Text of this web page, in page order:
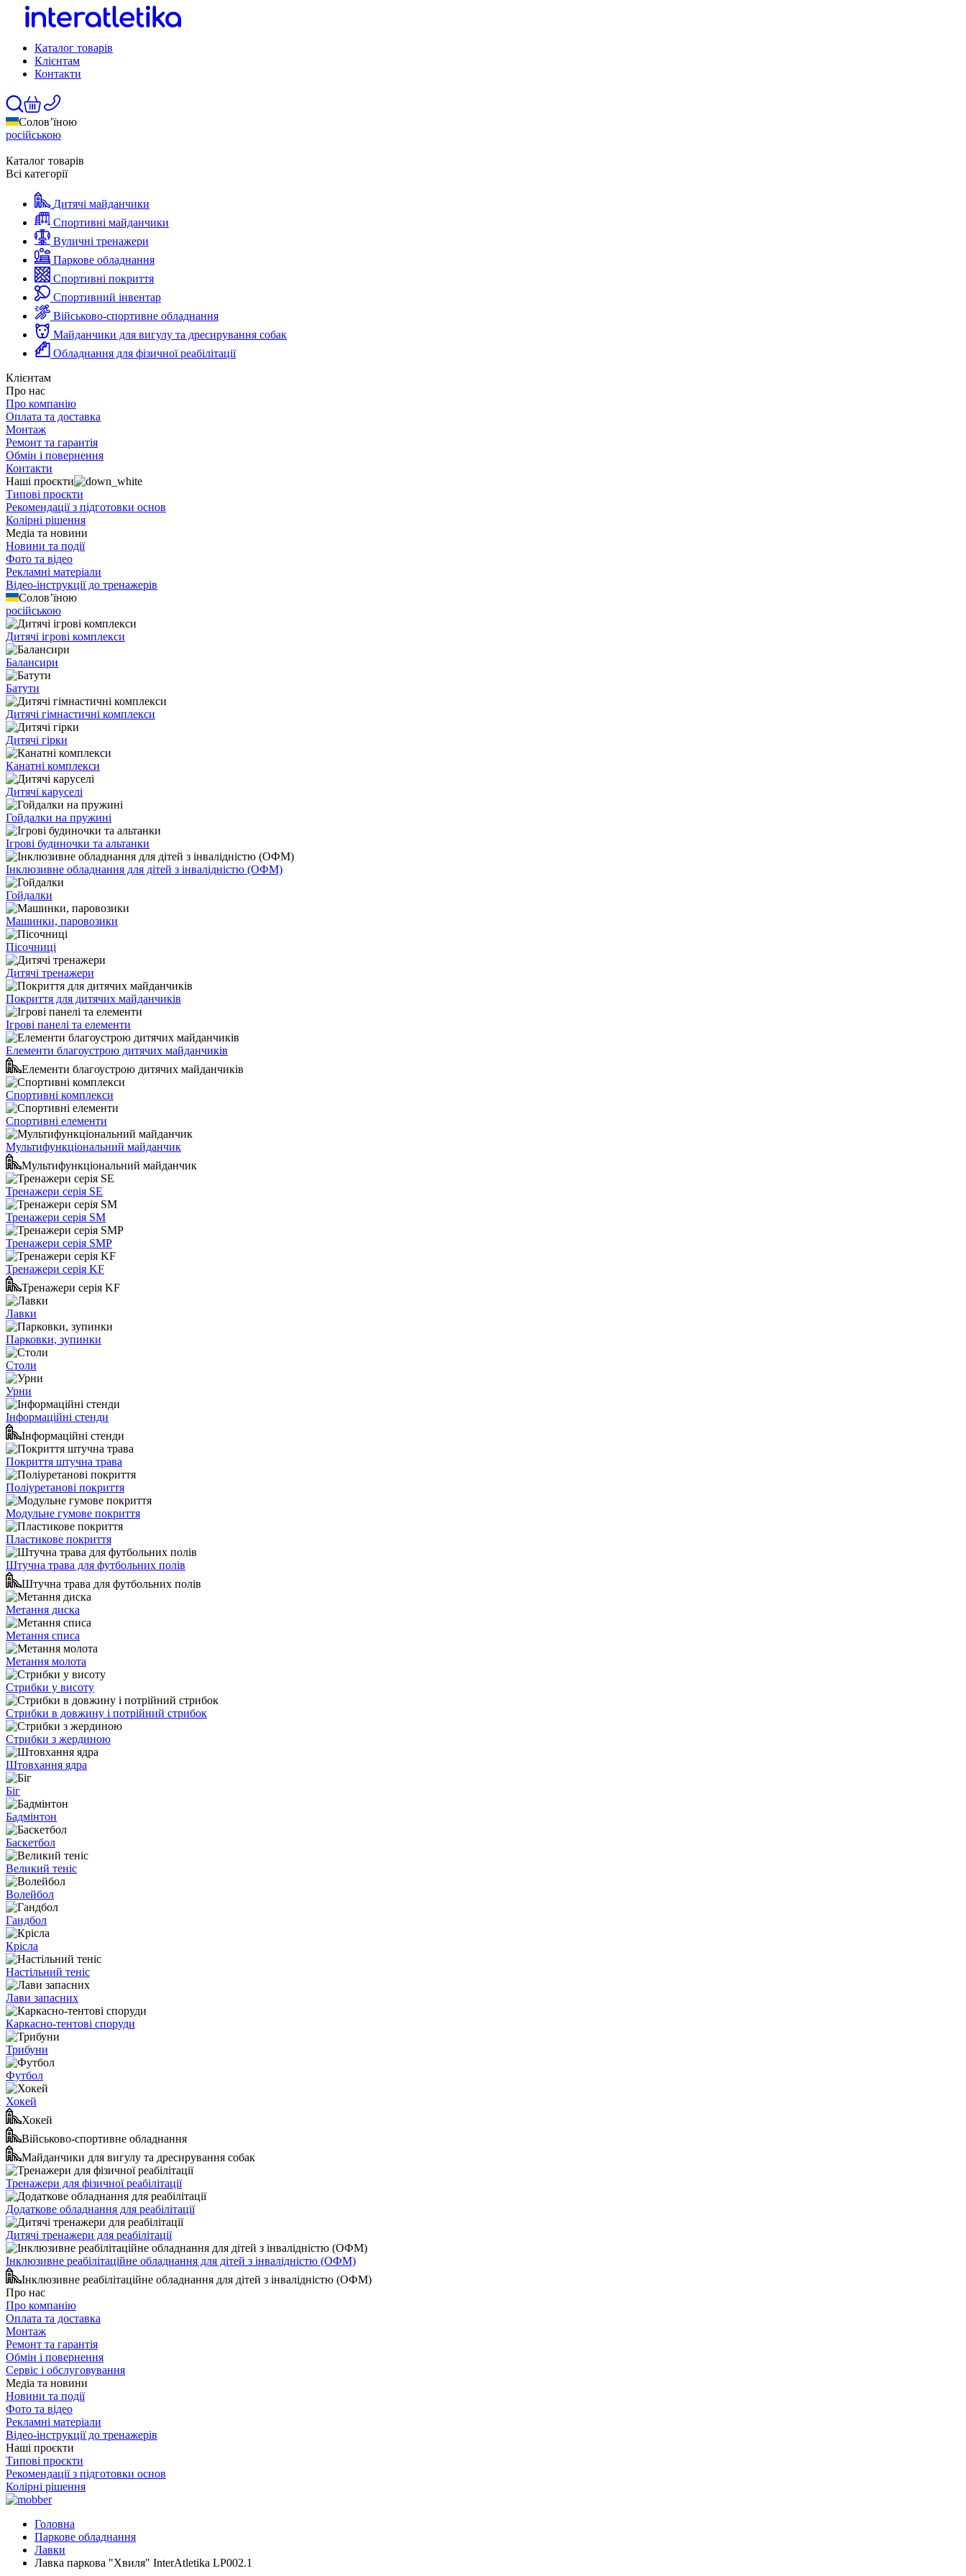
Каталог товарів
Клієнтам
Контакти
Солов’їною
російською
Каталог товарів
Всі категорії
Дитячі майданчики
Спортивні майданчики
Вуличні тренажери
Паркове обладнання
Спортивні покриття
Спортивний інвентар
Військово-спортивне обладнання
Майданчики для вигулу та дресирування собак
Обладнання для фізичної реабілітації
Клієнтам
Про нас
Про компанію
Оплата та доставка
Монтаж
Ремонт та гарантія
Обмін і повернення
Контакти
Наші проєкти
Типові проєкти
Рекомендації з підготовки основ
Колірні рішення
Медіа та новини
Новини та події
Фото та відео
Рекламні матеріали
Відео-інструкції до тренажерів
Солов’їною
російською
Дитячі ігрові комплекси
Балансири
Батути
Дитячі гімнастичні комплекси
Дитячі гірки
Канатні комплекси
Дитячі каруселі
Гойдалки на пружині
Ігрові будиночки та альтанки
Інклюзивне обладнання для дітей з інвалідністю (ОФМ)
Гойдалки
Машинки, паровозики
Пісочниці
Дитячі тренажери
Покриття для дитячих майданчиків
Ігрові панелі та елементи
Елементи благоустрою дитячих майданчиків
Елементи благоустрою дитячих майданчиків
Спортивні комплекси
Спортивні елементи
Мультифункціональний майданчик
Мультифункціональний майданчик
Тренажери серія SE
Тренажери серія SM
Тренажери серія SMP
Тренажери серія KF
Тренажери серія KF
Лавки
Парковки, зупинки
Столи
Урни
Інформаційні стенди
Інформаційні стенди
Покриття штучна трава
Поліуретанові покриття
Модульне гумове покриття
Пластикове покриття
Штучна трава для футбольних полів
Штучна трава для футбольних полів
Метання диска
Метання списа
Метання молота
Стрибки у висоту
Стрибки в довжину і потрійний стрибок
Стрибки з жердиною
Штовхання ядра
Біг
Бадмінтон
Баскетбол
Великий теніс
Волейбол
Гандбол
Крісла
Настільний теніс
Лави запасних
Каркасно-тентові споруди
Трибуни
Футбол
Хокей
Хокей
Військово-спортивне обладнання
Майданчики для вигулу та дресирування собак
Тренажери для фізичної реабілітації
Додаткове обладнання для реабілітації
Дитячі тренажери для реабілітації
Інклюзивне реабілітаційне обладнання для дітей з інвалідністю (ОФМ)
Інклюзивне реабілітаційне обладнання для дітей з інвалідністю (ОФМ)
Про нас
Про компанію
Оплата та доставка
Монтаж
Ремонт та гарантія
Обмін і повернення
Сервіс і обслуговування
Медіа та новини
Новини та події
Фото та відео
Рекламні матеріали
Відео-інструкції до тренажерів
Наші проєкти
Типові проєкти
Рекомендації з підготовки основ
Колірні рішення
Головна
Паркове обладнання
Лавки
Лавка паркова "Хвиля" InterAtletika LP002.1